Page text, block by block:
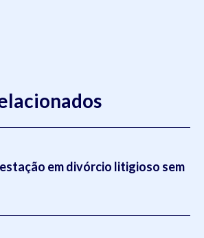
em divórcio litigioso sem